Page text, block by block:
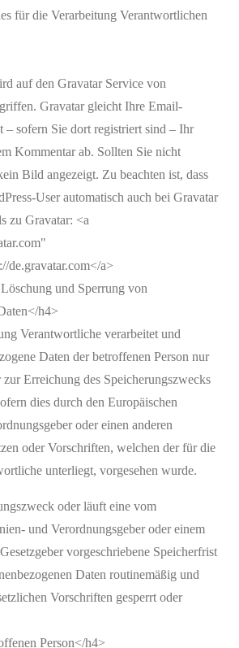
für die Verarbeitung Verantwortlichen
auf den Gravatar Service von
Gravatar gleicht Ihre Email-
– sofern Sie dort registriert sind – Ihr
Kommentar ab. Sollten Sie nicht
Bild angezeigt. Zu beachten ist, dass
User automatisch auch bei Gravatar
zu Gravatar: <a
de.gravatar.com</a>
und Sperrung von
h4>
Verantwortliche verarbeitet und
Daten der betroffenen Person nur
Erreichung des Speicherungszwecks
dies durch den Europäischen
oder einen anderen
oder Vorschriften, welchen der für die
unterliegt, vorgesehen wurde.
oder läuft eine vom
und Verordnungsgeber oder einem
vorgeschriebene Speicherfrist
Daten routinemäßig und
Vorschriften gesperrt oder
Person</h4>